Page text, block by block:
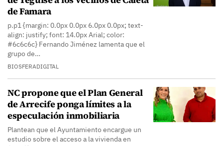
de Famara
p.p1 {margin: 0.0px 0.0px 6.0px 0.0px; text-
align: justify; font: 14.0px Arial; color:
#6c6c6c} Fernando Jiménez lamenta que el
grupo de…
BIOSFERADIGITAL
NC propone que el Plan General
de Arrecife ponga límites a la
especulación inmobiliaria
Plantean que el Ayuntamiento encargue un
estudio sobre el acceso a la vivienda en